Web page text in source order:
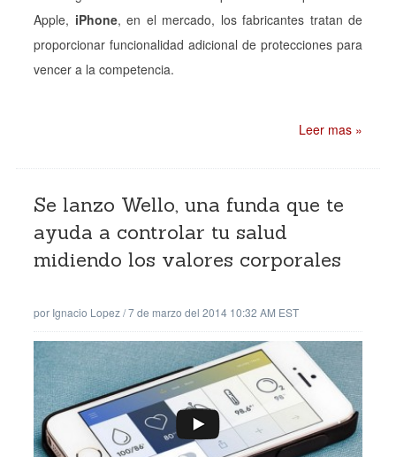
Apple, iPhone, en el mercado, los fabricantes tratan de
proporcionar funcionalidad adicional de protecciones para
vencer a la competencia.
Leer mas »
Se lanzo Wello, una funda que te
ayuda a controlar tu salud
midiendo los valores corporales
por Ignacio Lopez/7 de marzo del 2014 10:32 AM EST